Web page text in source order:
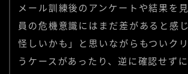
メール訓練後のアンケートや結果を
員の危機意識にはまだ差があると感
怪しいかも」と思いながらもついク
うケースがあったり、逆に確認せず